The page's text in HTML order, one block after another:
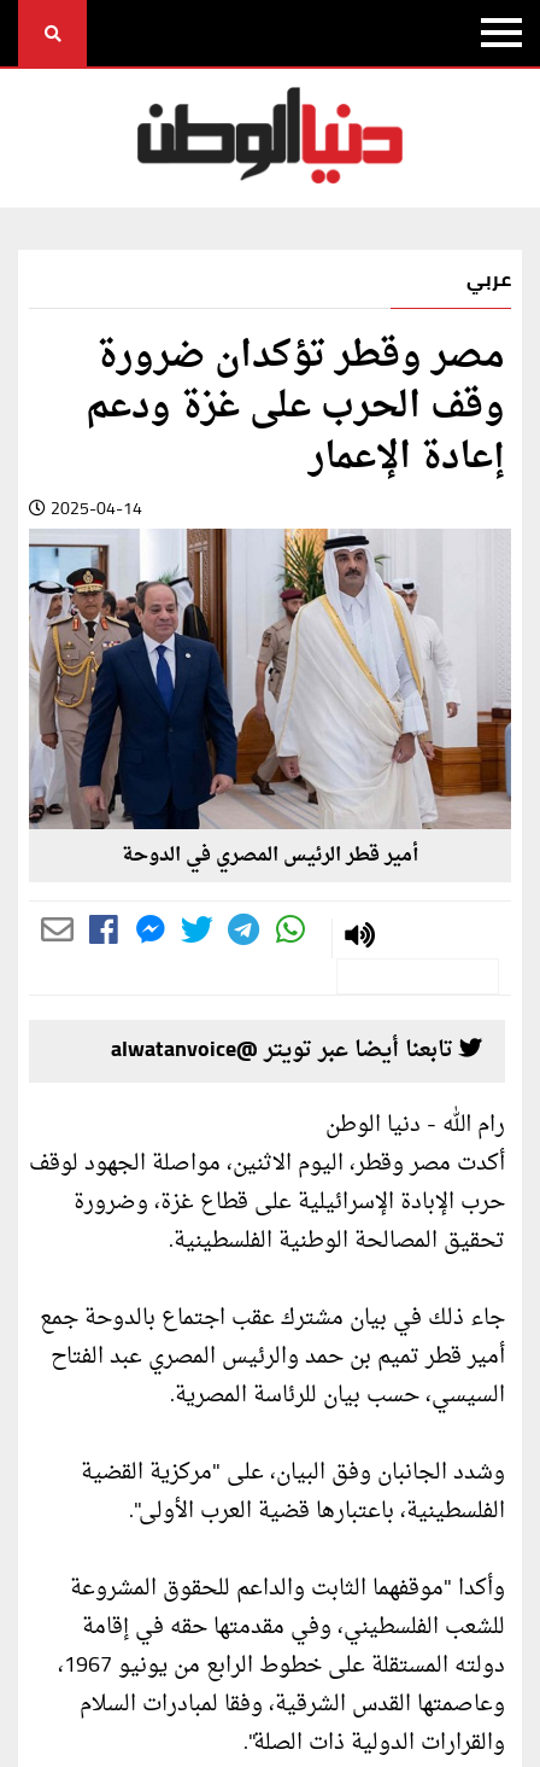
عربي
مصر وقطر تؤكدان ضرورة
وقف الحرب على غزة ودعم
إعادة الإعمار
2025-04-14
أمير قطر الرئيس المصري في الدوحة
تابعنا أيضا عبر تويتر @alwatanvoice
رام الله - دنيا الوطن
أكدت مصر وقطر، اليوم الاثنين، مواصلة الجهود لوقف
حرب الإبادة الإسرائيلية على قطاع غزة، وضرورة
تحقيق المصالحة الوطنية الفلسطينية.
جاء ذلك في بيان مشترك عقب اجتماع بالدوحة جمع
أمير قطر تميم بن حمد والرئيس المصري عبد الفتاح
السيسي، حسب بيان للرئاسة المصرية.
وشدد الجانبان وفق البيان، على "مركزية القضية
الفلسطينية، باعتبارها قضية العرب الأولى".
وأكدا "موقفهما الثابت والداعم للحقوق المشروعة
للشعب الفلسطيني، وفي مقدمتها حقه في إقامة
دولته المستقلة على خطوط الرابع من يونيو 1967،
وعاصمتها القدس الشرقية، وفقا لمبادرات السلام
والقرارات الدولية ذات الصلة".